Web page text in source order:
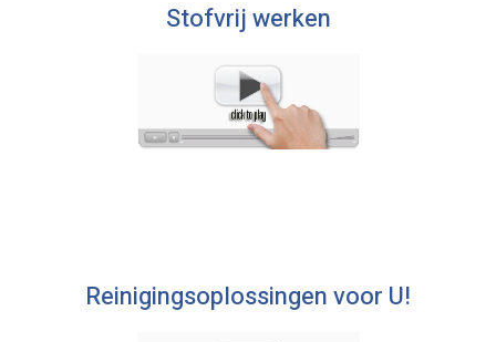
Stofvrij werken
Reinigingsoplossingen voor U!